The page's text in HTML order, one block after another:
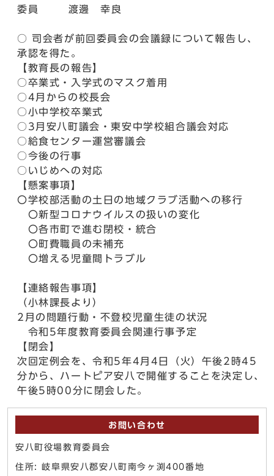
委員 渡邊 幸良
○ 司会者が前回委員会の会議録について報告し、
承認を得た。
【教育長の報告】
○卒業式・入学式のマスク着用
○4月からの校長会
○小中学校卒業式
○3月安八町議会・東安中学校組合議会対応
○給食センター運営審議会
○今後の行事
○いじめへの対応
【懸案事項】
〇学校部活動の土日の地域クラブ活動への移行
〇新型コロナウイルスの扱いの変化
〇各市町で進む閉校・統合
〇町費職員の未補充
〇増える児童間トラブル
【連絡報告事項】
（小林課長より）
2月の問題行動・不登校児童生徒の状況
令和5年度教育委員会関連行事予定
【閉会】
次回定例会を、令和5年4月4日（火）午後2時45
分から、ハートピア安八で開催することを決定し、
午後5時00分に閉会した。
お問い合わせ
安八町役場教育委員会
住所: 岐阜県安八郡安八町南今ヶ渕400番地